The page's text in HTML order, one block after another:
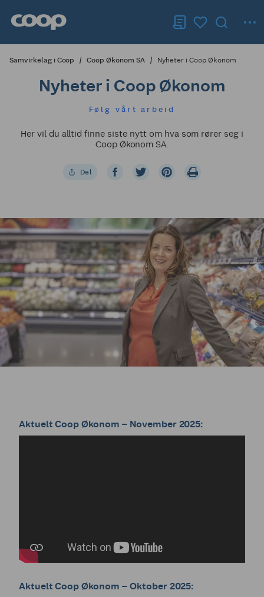
Samvirkelag i Coop Coop Økonom SA Nyheter i Coop Økonom
Nyheter i Coop Økonom
Følg vårt arbeid
Her vil du alltid finne siste nytt om hva som rører seg i
Coop Økonom SA.
Del
Aktuelt Coop Økonom – November 2025:
Aktuelt Coop Økonom – Oktober 2025: